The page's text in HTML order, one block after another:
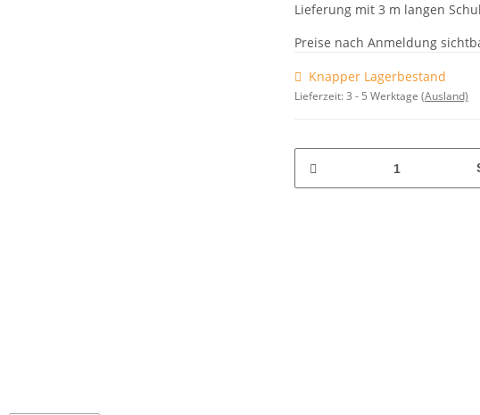
Lieferung mit 3 m langen
Preise nach Anmeldung
Knapper Lagerbestand
Lieferzeit:3 - 5 Werktage (Ausland)